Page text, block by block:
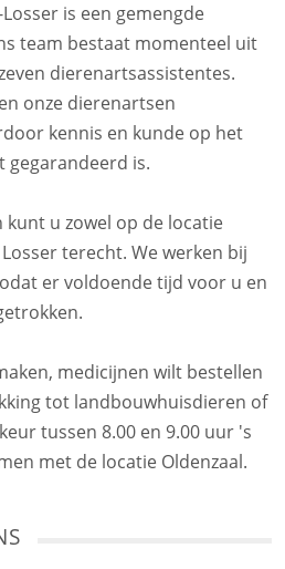
is een gemengde
team bestaat momenteel uit
dierenartsassistentes.
onze dierenartsen
kennis en kunde op het
gegarandeerd is.
u zowel op de locatie
terecht. We werken bij
er voldoende tijd voor u en
medicijnen wilt bestellen
tot landbouwhuisdieren of
tussen 8.00 en 9.00 uur 's
met de locatie Oldenzaal.